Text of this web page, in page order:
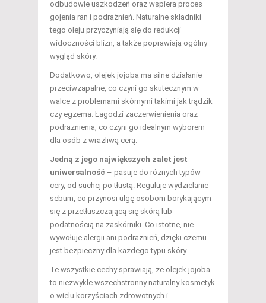
odbudowie uszkodzeń oraz wspiera proces
gojenia ran i podrażnień. Naturalne składniki
tego oleju przyczyniają się do redukcji
widoczności blizn, a także poprawiają ogólny
wygląd skóry.
Dodatkowo, olejek jojoba ma silne działanie
przeciwzapalne, co czyni go skutecznym w
walce z problemami skórnymi takimi jak trądzik
czy egzema. Łagodzi zaczerwienienia oraz
podrażnienia, co czyni go idealnym wyborem
dla osób z wrażliwą cerą.
Jedną z jego największych zalet jest
uniwersalność – pasuje do różnych typów
cery, od suchej po tłustą. Reguluje wydzielanie
sebum, co przynosi ulgę osobom borykającym
się z przetłuszczającą się skórą lub
podatnością na zaskórniki. Co istotne, nie
wywołuje alergii ani podrażnień, dzięki czemu
jest bezpieczny dla każdego typu skóry.
Te wszystkie cechy sprawiają, że olejek jojoba
to niezwykle wszechstronny naturalny kosmetyk
o wielu korzyściach zdrowotnych i